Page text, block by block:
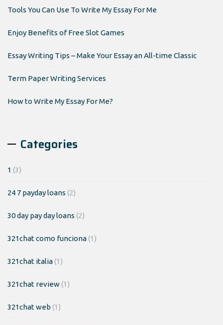
Tools You Can Use To Write My Essay For Me
Enjoy Benefits of Free Slot Games
Essay Writing Tips – Make Your Essay an All-time Classic
Term Paper Writing Services
How to Write My Essay For Me?
Categories
1 (3)
24 7 payday loans (2)
30 day pay day loans (2)
321chat como funciona(1)
321chat italia(1)
321chat review(1)
321chat web (1)